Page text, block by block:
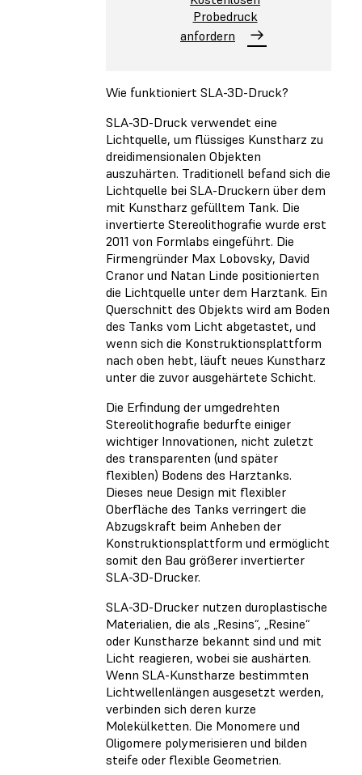
Probedruck
anfordern
Wie funktioniert SLA-3D-Druck?
SLA-3D-Druck verwendet eine
Lichtquelle, um flüssiges Kunstharz zu
dreidimensionalen Objekten
auszuhärten. Traditionell befand sich die
Lichtquelle bei SLA-Druckern über dem
mit Kunstharz gefülltem Tank. Die
invertierte Stereolithografie wurde erst
2011 von Formlabs eingeführt. Die
Firmengründer Max Lobovsky, David
Cranor und Natan Linde positionierten
die Lichtquelle unter dem Harztank. Ein
Querschnitt des Objekts wird am Boden
des Tanks vom Licht abgetastet, und
wenn sich die Konstruktionsplattform
nach oben hebt, läuft neues Kunstharz
unter die zuvor ausgehärtete Schicht.
Die Erfindung der umgedrehten
Stereolithografie bedurfte einiger
wichtiger Innovationen, nicht zuletzt
des transparenten (und später
flexiblen) Bodens des Harztanks.
Dieses neue Design mit flexibler
Oberfläche des Tanks verringert die
Abzugskraft beim Anheben der
Konstruktionsplattform und ermöglicht
somit den Bau größerer invertierter
SLA-3D-Drucker.
SLA-3D-Drucker nutzen duroplastische
Materialien, die als „Resins“, „Resine“
oder Kunstharze bekannt sind und mit
Licht reagieren, wobei sie aushärten.
Wenn SLA-Kunstharze bestimmten
Lichtwellenlängen ausgesetzt werden,
verbinden sich deren kurze
Molekülketten. Die Monomere und
Oligomere polymerisieren und bilden
steife oder flexible Geometrien.